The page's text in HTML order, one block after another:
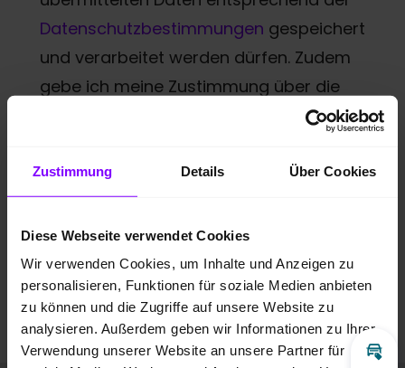
Zustimmung Details Über Cookies
Diese Webseite verwendet Cookies
Wir verwenden Cookies, um Inhalte und Anzeigen zu
personalisieren, Funktionen für soziale Medien anbieten
zu können und die Zugriffe auf unsere Website zu
analysieren. Außerdem geben wir Informationen zu Ihrer
Verwendung unserer Website an unsere Partner für
Datenschutzbestimmungen gespeichert
und verarbeitet werden dürfen. Zudem
gebe ich meine Zustimmung über die
angegebenen Möglichkeiten kontaktiert zu
Anti-Roboter-Verifizierung
Friendly Captcha ⇗
Anfrage absenden